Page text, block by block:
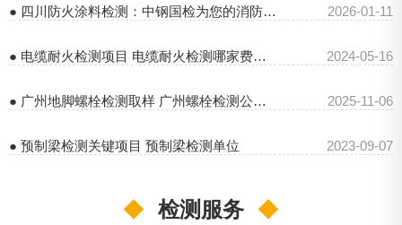
● 四川防火涂料检测：中钢国检为您的消防安全保驾护航 2026-01-11
● 电缆耐火检测项目 电缆耐火检测哪家费用低 2024-05-16
● 广州地脚螺栓检测取样 广州螺栓检测公司电话 2025-11-06
● 预制梁检测关键项目 预制梁检测单位 2023-09-07
◆ 检测服务 ◆